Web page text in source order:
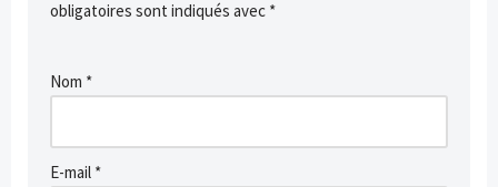
obligatoires sont indiqués avec *
Nom *
E-mail *